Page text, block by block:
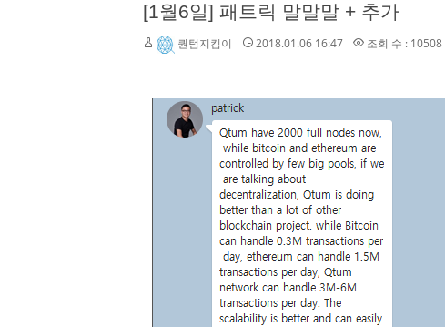
[1월6일] 패트릭 말말말 + 추가
퀀텀지킴이 2018.01.06 16:47 조회 수 : 10508